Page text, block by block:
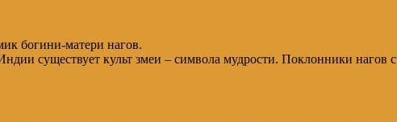
богини-матери нагов.
существует культ змеи – символа мудрости. Поклонники нагов